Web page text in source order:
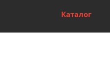
Каталог